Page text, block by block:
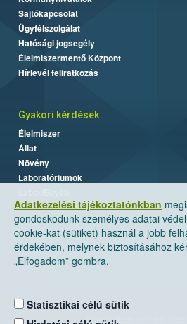
Adatkezelési tájékoztatónkban
gondoskodunk személyes adatai
cookie-kat (sütiket) használ a jobb
érdekében, melynek biztosításához
„Elfogadom” gombra.
Statisztikai célú sütik
Sajtókapcsolat
Ügyfélszolgálat
Hatósági jogsegély
Élelmiszermentő Központ
Hírlevél feliratkozás
Gyakori kérdések
Élelmiszer
Állat
Növény
Laboratóriumok
Nemzeti Élelmiszerlánc-